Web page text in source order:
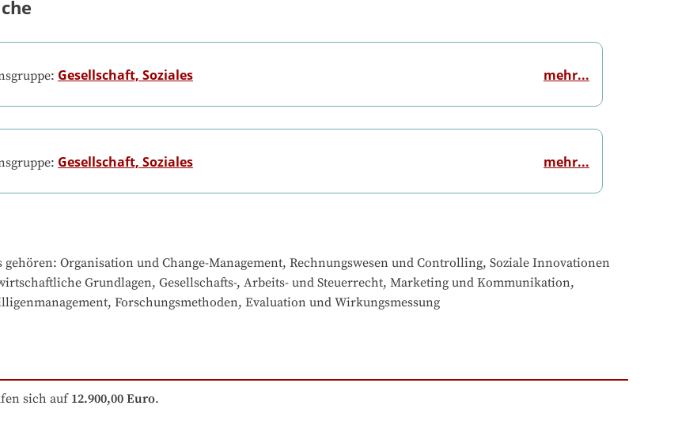
Gesellschaft, Soziales mehr...
Gesellschaft, Soziales mehr...
gehören: Organisation und Change-Management, Rechnungswesen und Controlling, Soziale Innovationen
Grundlagen, Gesellschafts-, Arbeits- und Steuerrecht, Marketing und Kommunikation,
Forschungsmethoden, Evaluation und Wirkungsmessung
sich auf 12.900,00 Euro.